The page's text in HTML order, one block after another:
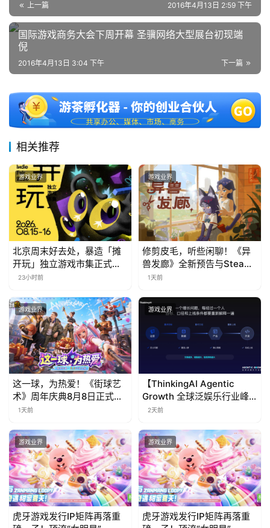
站
中
(
中
上一篇 2016年4月13日 2:59 下午
国际游戏商务大会下周开幕 圣骥网络大型展台初现端
倪
下一篇
2016年4月13日 3:04 下午
相关推荐
游戏业界
北京周末好去处，暴造「摊
开玩」独立游戏市集正式开
票！
23小时前
游戏业界
修剪皮毛，听些闲聊！《异
兽发廊》全新预告与Steam
免费试玩公开
1天前
游戏业界
这一球，为热爱！《街球艺
术》周年庆典8月8日正式上
线，多重福利与全新内容同
1天前
游戏业界
【ThinkingAI Agentic
Growth 全球泛娱乐行业峰
会】Agent 时代，人到底负
2天前
游戏业界
虎牙游戏发行IP矩阵再落重
游戏业界
虎牙游戏发行IP矩阵再落重